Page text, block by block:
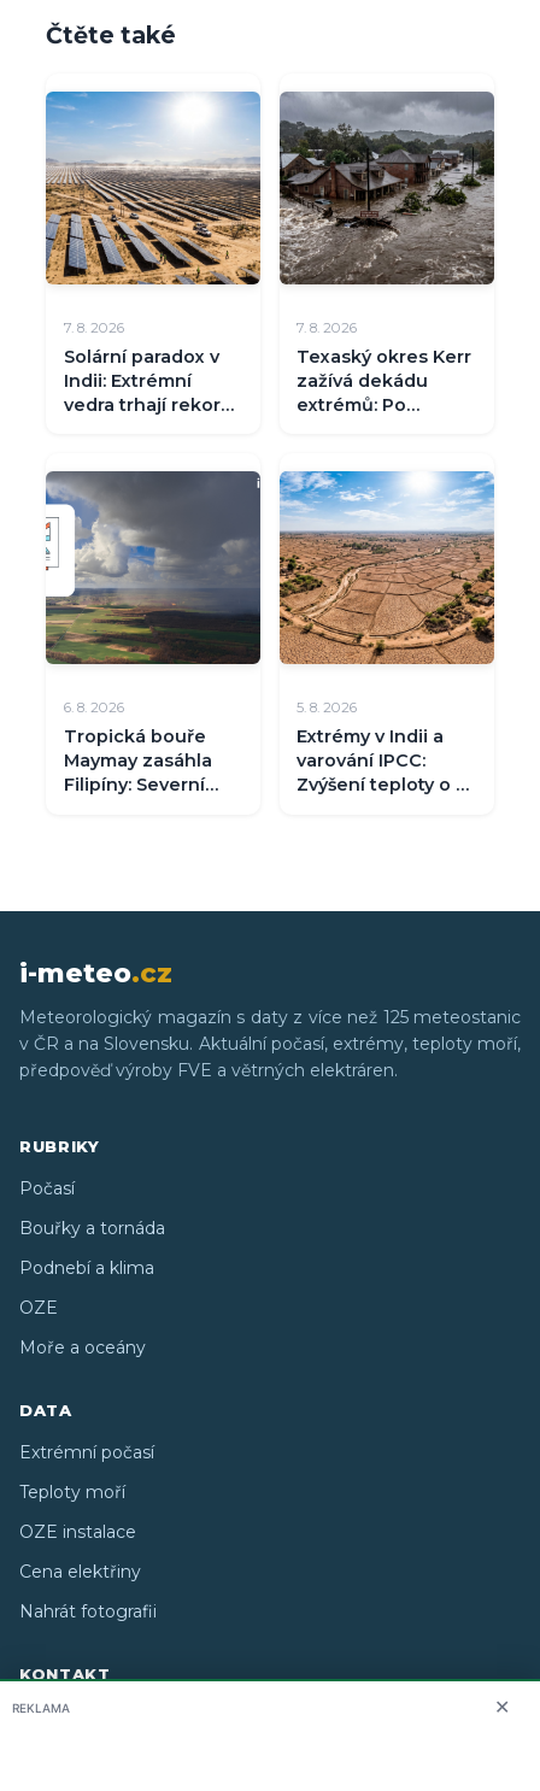
Čtěte také
7. 8. 2026
Solární paradox v
Indii: Extrémní
vedra trhají rekordy
7. 8. 2026
Texaský okres Kerr
zažívá dekádu
extrémů: Po
přišly dvě zničující
povodně
6. 8. 2026
Tropická bouře
Maymay zasáhla
Filipíny: Severní
5. 8. 2026
Extrémy v Indii a
varování IPCC:
Zvýšení teploty o 1
i-meteo.cz
Meteorologický magazín s daty z více než 125 meteostanic
v ČR a na Slovensku. Aktuální počasí, extrémy, teploty moří,
předpověď výroby FVE a větrných elektráren.
RUBRIKY
Počasí
Bouřky a tornáda
Podnebí a klima
OZE
Moře a oceány
DATA
Extrémní počasí
Teploty moří
OZE instalace
Cena elektřiny
Nahrát fotografii
KONTAKT
O nás
REKLAMA ✕